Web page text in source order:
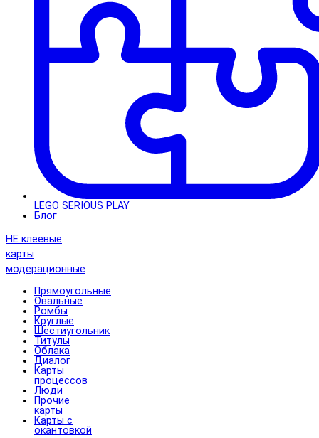
LEGO SERIOUS PLAY
Блог
НЕ клеевые
карты
модерационные
Прямоугольные
Овальные
Ромбы
Круглые
Шестиугольник
Титулы
Облака
Диалог
Карты
процессов
Люди
Прочие
карты
Карты с
окантовкой